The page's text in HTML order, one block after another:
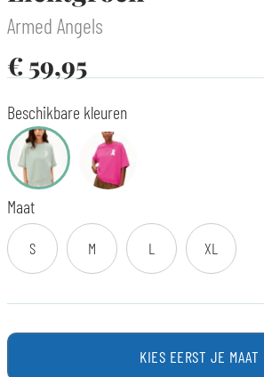
Armed Angels
€ 59,95
Beschikbare kleuren
Maat
S M L XL
KIES EERST JE MAAT